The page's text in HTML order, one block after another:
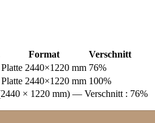
Format
Verschnitt
Platte 2440×1220 mm 76%
Platte 2440×1220 mm 100%
× 1220 mm) — Verschnitt : 76%